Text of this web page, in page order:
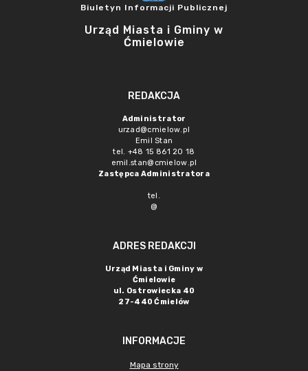
Biuletyn Informacji Publicznej
Urząd Miasta i Gminy w
Ćmielowie
REDAKCJA
Administrator
urzad@cmielow.pl
Emil Stan
tel. +48 15 861 20 18
emil.stan@cmielow.pl
Zastępca Administratora
tel.
@
ADRES REDAKCJI
Urząd Miasta i Gminy w
Ćmielowie
ul. Ostrowiecka 40
27-440 Ćmielów
INFORMACJE
Mapa strony